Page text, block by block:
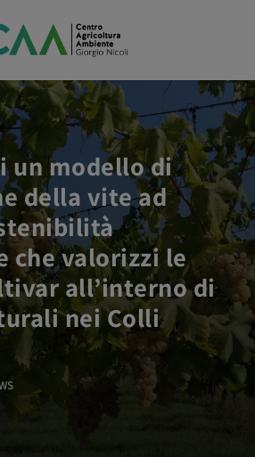
un modello di
della vite ad
che valorizzi le
all’interno di
nei Colli